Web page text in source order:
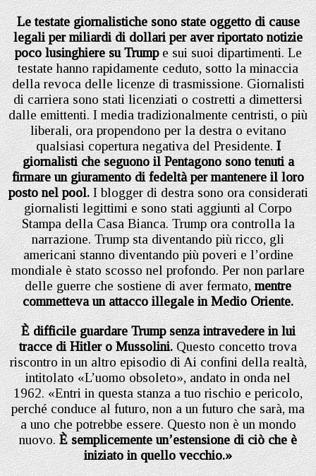
Le testate giornalistiche sono state oggetto di cause
legali per miliardi di dollari per aver riportato notizie
poco lusinghiere su Trumpe sui suoi dipartimenti. Le
testate hanno rapidamente ceduto, sotto la minaccia
della revoca delle licenze di trasmissione. Giornalisti
di carriera sono stati licenziati o costretti a dimettersi
dalle emittenti. I media tradizionalmente centristi, o più
liberali, ora propendono per la destra o evitano
qualsiasi copertura negativa del Presidente.I
giornalisti che seguono il Pentagono sono tenuti a
firmare un giuramento di fedeltà per mantenere il loro
posto nel pool.I blogger di destra sono ora considerati
giornalisti legittimi e sono stati aggiunti al Corpo
Stampa della Casa Bianca. Trump ora controlla la
narrazione. Trump sta diventando più ricco, gli
americani stanno diventando più poveri e l’ordine
mondiale è stato scosso nel profondo. Per non parlare
delle guerre che sostiene di aver fermato,mentre
commetteva un attacco illegale in Medio Oriente.
È difficile guardare Trump senza intravedere in lui
tracce di Hitler o Mussolini.Questo concetto trova
riscontro in un altro episodio di Ai confini della realtà,
intitolato «L’uomo obsoleto», andato in onda nel
1962. «Entri in questa stanza a tuo rischio e pericolo,
perché conduce al futuro, non a un futuro che sarà, ma
a uno che potrebbe essere. Questo non è un mondo
nuovo.È semplicemente un’estensione di ciò che è
iniziato in quello vecchio.»